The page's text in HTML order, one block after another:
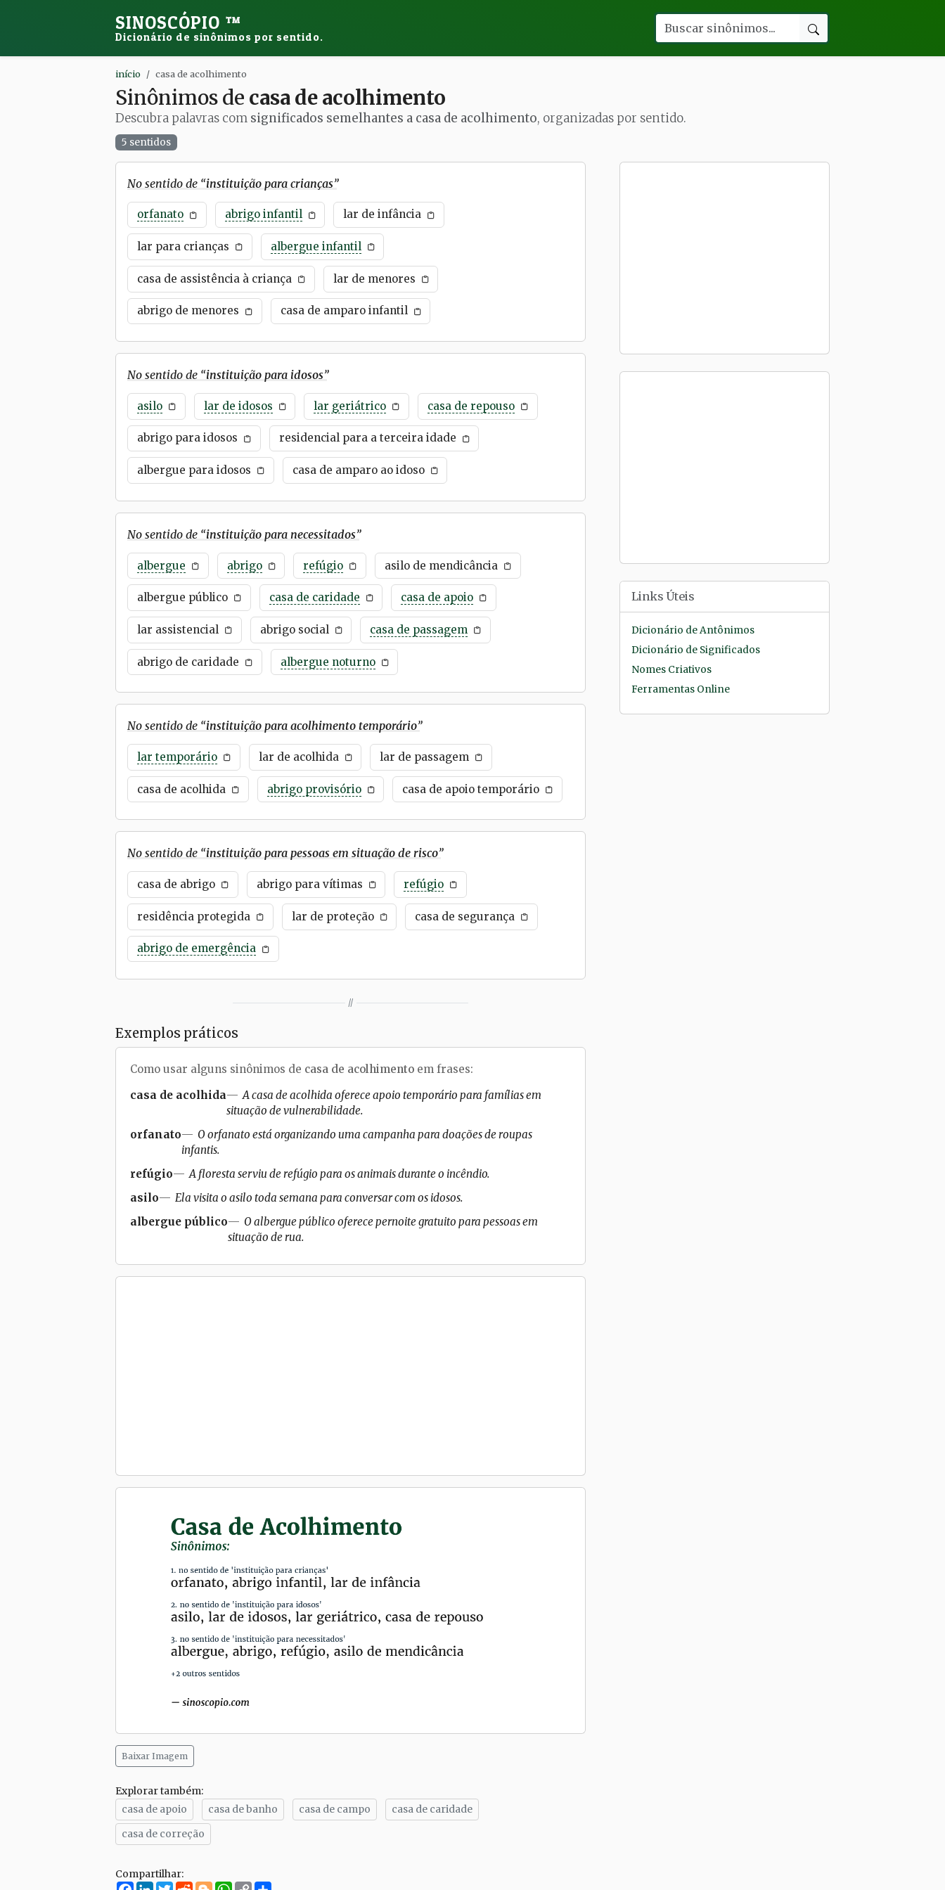
SINOSCÓPIO ™
Dicionário de sinônimos por sentido.
início casa de acolhimento
Sinônimos de casa de acolhimento
Descubra palavras com significados semelhantes a casa de acolhimento, organizadas por sentido.
5 sentidos
No sentido de “instituição para crianças”
orfanato abrigo infantil lar de infância
lar para crianças albergue infantil
casa de assistência à criança lar de menores
abrigo de menores casa de amparo infantil
No sentido de “instituição para idosos”
asilo lar de idosos lar geriátrico casa de repouso
abrigo para idosos residencial para a terceira idade
albergue para idosos casa de amparo ao idoso
No sentido de “instituição para necessitados”
albergue abrigo refúgio asilo de mendicância
albergue público casa de caridade casa de apoio
lar assistencial abrigo social casa de passagem
abrigo de caridade albergue noturno
No sentido de “instituição para acolhimento temporário”
lar temporário lar de acolhida lar de passagem
casa de acolhida abrigo provisório casa de apoio temporário
No sentido de “instituição para pessoas em situação de risco”
casa de abrigo abrigo para vítimas refúgio
residência protegida lar de proteção casa de segurança
abrigo de emergência
//
Exemplos práticos
Como usar alguns sinônimos de casa de acolhimento em frases:
casa de acolhida
A casa de acolhida oferece apoio temporário para famílias em
situação de vulnerabilidade.
orfanato
O orfanato está organizando uma campanha para doações de roupas
infantis.
refúgio
A floresta serviu de refúgio para os animais durante o incêndio.
asilo
Ela visita o asilo toda semana para conversar com os idosos.
albergue público
O albergue público oferece pernoite gratuito para pessoas em
situação de rua.
Baixar Imagem
Explorar também:
casa de apoio
casa de banho casa de campo
casa de caridade
casa de correção
Compartilhar:
Links Úteis
Dicionário de Antônimos
Dicionário de Significados
Nomes Criativos
Ferramentas Online